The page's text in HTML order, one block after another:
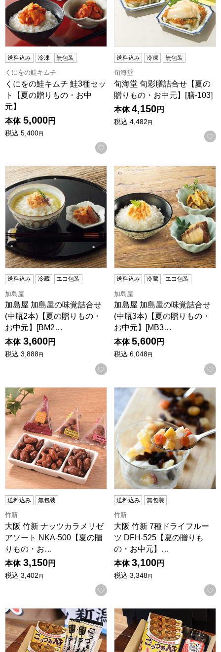
送料込み 冷凍 無包装
くにをの鮭キムチ
くにをの鮭キムチ 鮭3種セッ
ト【夏の贈りもの・お中
元】
本体 5,000円
税込 5,400円
お気に入りに登録する
送料込み 冷凍 無包装
旬海堂
旬海堂 旬彩膳詰合せ【夏の
贈りもの・お中元】[膳-103]
本体 4,150円
税込 4,482円
加島屋 加島屋の味覚詰合せ(中瓶2本)【夏の贈りもの・お中
送料込み 冷蔵 エコ包装
加島屋
加島屋 加島屋の味覚詰合せ
(中瓶2本)【夏の贈りもの・
お中元】[BM2…
本体 3,600円
税込 3,888円
お気に入りに登録する
加島屋 加島屋の味覚詰合せ(
送料込み 冷蔵 エコ包装
加島屋
加島屋 加島屋の味覚詰合せ
(中瓶3本)【夏の贈りもの・
お中元】[MB3…
本体 5,600円
税込 6,048円
大阪 竹新 ナッツカラメリゼアソート NKA-500【夏の贈りも
送料込み 無包装
竹新
大阪 竹新 ナッツカラメリゼ
アソート NKA-500【夏の贈
りもの・お…
本体 3,150円
税込 3,402円
お気に入りに登録する
大阪 竹新 7種ドライフルー
送料込み 無包装
竹新
大阪 竹新 7種ドライフルー
ツ DFH-525【夏の贈りも
の・お中元】…
本体 3,100円
税込 3,348円
新潟 能水商店 にいがたごっつぁんセット(ごっつぁんカレ
新潟 能水商店 にいがたご飯